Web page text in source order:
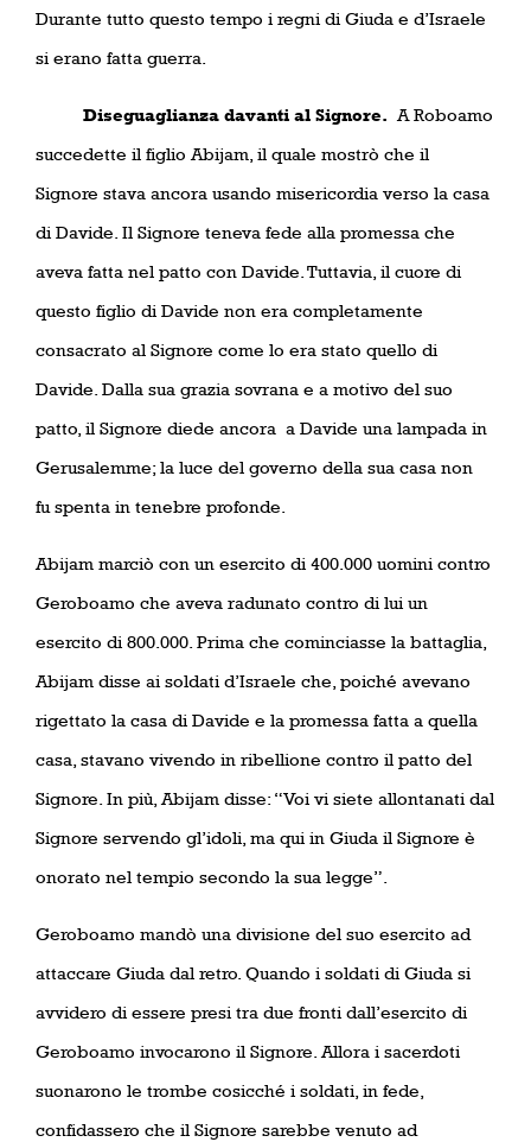
Durante tutto questo tempo i regni di Giuda e d’Israele
si erano fatta guerra.
Diseguaglianza davanti al Signore. A Roboamo
succedette il figlio Abijam, il quale mostrò che il
Signore stava ancora usando misericordia verso la casa
di Davide. Il Signore teneva fede alla promessa che
aveva fatta nel patto con Davide. Tuttavia, il cuore di
questo figlio di Davide non era completamente
consacrato al Signore come lo era stato quello di
Davide. Dalla sua grazia sovrana e a motivo del suo
patto, il Signore diede ancora a Davide una lampada in
Gerusalemme; la luce del governo della sua casa non
fu spenta in tenebre profonde.
Abijam marciò con un esercito di 400.000 uomini contro
Geroboamo che aveva radunato contro di lui un
esercito di 800.000. Prima che cominciasse la battaglia,
Abijam disse ai soldati d’Israele che, poiché avevano
rigettato la casa di Davide e la promessa fatta a quella
casa, stavano vivendo in ribellione contro il patto del
Signore. In più, Abijam disse: “Voi vi siete allontanati dal
Signore servendo gl’idoli, ma qui in Giuda il Signore è
onorato nel tempio secondo la sua legge”.
Geroboamo mandò una divisione del suo esercito ad
attaccare Giuda dal retro. Quando i soldati di Giuda si
avvidero di essere presi tra due fronti dall’esercito di
Geroboamo invocarono il Signore. Allora i sacerdoti
suonarono le trombe cosicché i soldati, in fede,
confidassero che il Signore sarebbe venuto ad